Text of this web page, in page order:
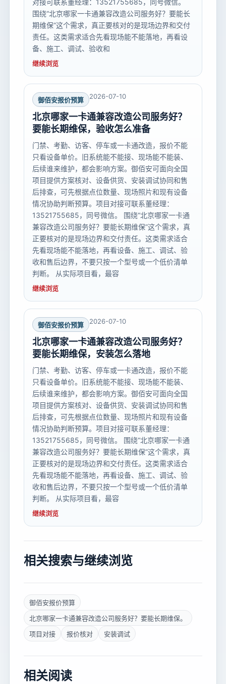
对接可联系董经理：13521755685，同号微信。
围绕“北京哪家一卡通兼容改造公司服务好？要能长
期维保”这个需求，真正要核对的是现场边界和交付
责任。这类需求适合先看现场能不能落地，再看设
备、施工、调试、验收和
继续浏览
御佰安报价预算 2026-07-10
北京哪家一卡通兼容改造公司服务好？
要能长期维保，验收怎么准备
门禁、考勤、访客、停车或一卡通改造，报价不能
只看设备单价。旧系统能不能接、现场能不能装、
后续谁来维护，都会影响方案。御佰安可面向全国
项目提供方案核对、设备供货、安装调试协同和售
后排查，可先根据点位数量、现场照片和现有设备
情况协助判断预算。项目对接可联系董经理：
13521755685，同号微信。 围绕“北京哪家一卡通
兼容改造公司服务好？要能长期维保”这个需求，真
正要核对的是现场边界和交付责任。这类需求适合
先看现场能不能落地，再看设备、施工、调试、验
收和售后边界，不要只按一个型号或一个低价清单
判断。 从实际项目看，最容
继续浏览
御佰安报价预算 2026-07-10
北京哪家一卡通兼容改造公司服务好？
要能长期维保，安装怎么落地
门禁、考勤、访客、停车或一卡通改造，报价不能
只看设备单价。旧系统能不能接、现场能不能装、
后续谁来维护，都会影响方案。御佰安可面向全国
项目提供方案核对、设备供货、安装调试协同和售
后排查，可先根据点位数量、现场照片和现有设备
情况协助判断预算。项目对接可联系董经理：
13521755685，同号微信。 围绕“北京哪家一卡通
兼容改造公司服务好？要能长期维保”这个需求，真
正要核对的是现场边界和交付责任。这类需求适合
先看现场能不能落地，再看设备、施工、调试、验
收和售后边界，不要只按一个型号或一个低价清单
判断。 从实际项目看，最容
继续浏览
相关搜索与继续浏览
御佰安报价预算
北京哪家一卡通兼容改造公司服务好？要能长期维保。
项目对接
报价核对 安装调试
相关阅读